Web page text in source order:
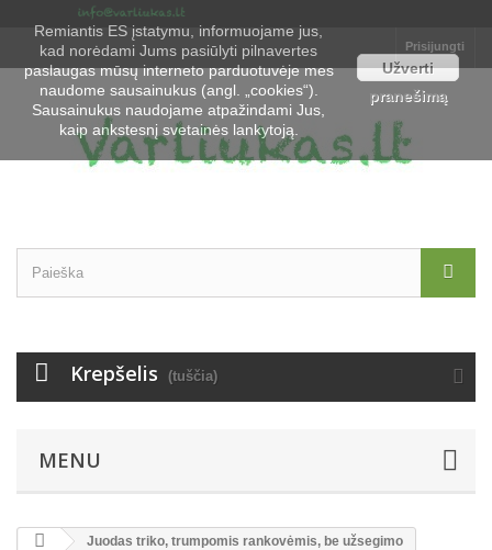
Prisijungti
Krepšelis (tuščia)
MENU
Juodas triko, trumpomis rankovėmis, be užsegimo
Remiantis ES įstatymu, informuojame jus,
kad norėdami Jums pasiūlyti pilnavertes
paslaugas mūsų interneto parduotuvėje mes
naudome sausainukus (angl. „cookies“).
Sausainukus naudojame atpažindami Jus,
kaip ankstesnį svetainės lankytoją.
Užverti
pranešimą